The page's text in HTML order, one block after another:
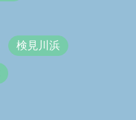
検見川浜